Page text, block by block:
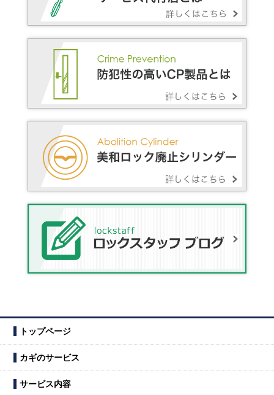
トップページ
カギのサービス
サービス内容